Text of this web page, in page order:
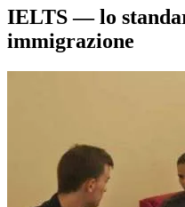
IELTS — lo
immigrazione